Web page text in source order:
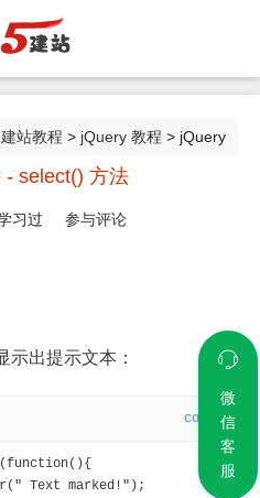
建站教程 > jQuery 教程 > jQuery
- select() 方法
习过 参与评论
示出提示文本：
code
Text marked!");
微
信
客
服